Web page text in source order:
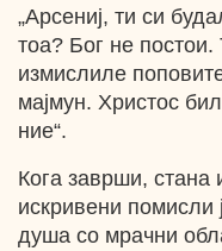
„Арсениј, ти си
тоа? Бог не
измислиле
мајмун. Христос
ние“.
Кога заврши, стана
искривени помисли
душа со мрачни